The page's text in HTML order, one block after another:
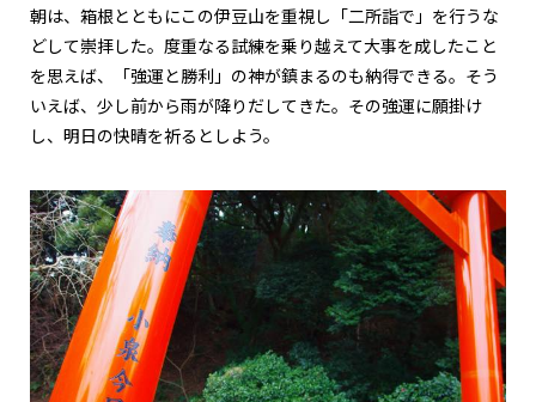
朝は、箱根とともにこの伊豆山を重視し「二所詣で」を行うな
どして崇拝した。度重なる試練を乗り越えて大事を成したこと
を思えば、「強運と勝利」の神が鎮まるのも納得できる。そう
いえば、少し前から雨が降りだしてきた。その強運に願掛け
し、明日の快晴を祈るとしよう。